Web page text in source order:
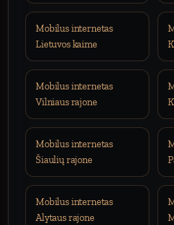
Mobilus internetas
Lietuvos kaime
Mobilus internetas
Vilniaus rajone
Mobilus internetas
Šiaulių rajone
Mobilus internetas
Alytaus rajone